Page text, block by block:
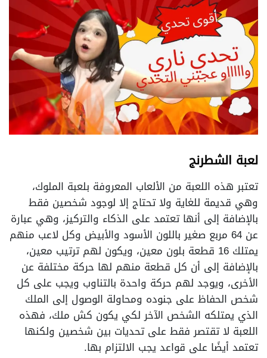
لعبة الشطرنج
تعتبر هذه اللعبة من الألعاب المعروفة بلعبة الملوك،
وهي قديمة للغاية ولا تحتاج إلا لوجود شخصين فقط
بالإضافة إلى أنها تعتمد على الذكاء والتركيز، وهي عبارة
عن 64 مربع صغير باللون الأسود والأبيض وكل لاعب منهم
يمتلك 16 قطعة بلون معين، ويكون لهم ترتيب معين،
بالإضافة إلى أن كل قطعة منهم لها حركة مختلفة عن
الأخرى، ويوجد لهم حركة واحدة بالتناوب ويجب على كل
شخص الحفاظ على جنوده ومحاولة الوصول إلى الملك
الذي يمتلكه الشخص الآخر لكي يكون كش ملك، فهذه
اللعبة لا تقتصر فقط على تحديات بين شخصين ولكنها
تعتمد أيضًا على قواعد يجب الالتزام بها.